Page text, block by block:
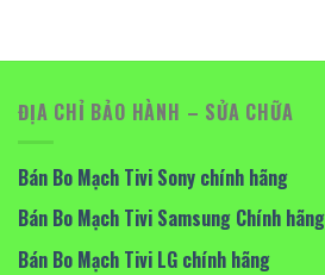
ĐỊA CHỈ BẢO HÀNH – SỬA CHỮA
Bán Bo Mạch Tivi Sony chính hãng
Bán Bo Mạch Tivi Samsung Chính hãng
Bán Bo Mạch Tivi LG chính hãng